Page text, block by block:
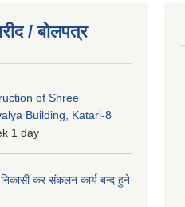
/ बोलपत्र
of Shree
Building, Katari-8
1 day
कर संकलन कार्य बन्द हुने